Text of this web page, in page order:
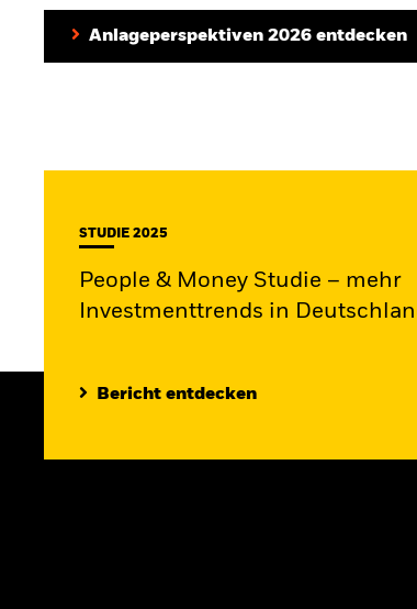
Anlageperspektiven 2026 entdecken
STUDIE 2025
People & Money Studie – mehr
Investmenttrends in
Bericht entdecken